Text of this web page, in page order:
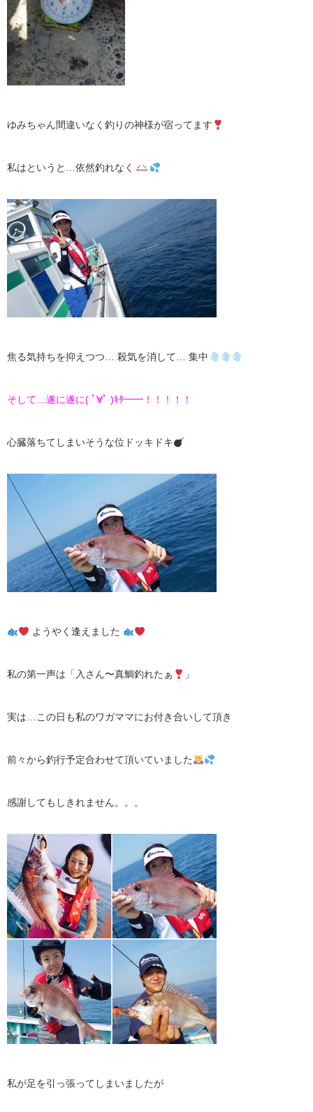
ゆみちゃん間違いなく釣りの神様が宿ってます
私はというと…依然釣れなく
焦る気持ちを抑えつつ… 殺気を消して… 集中
そして…遂に遂に( ﾟ∀ﾟ )ｷﾀ━━！！！！！
心臓落ちてしまいそうな位ドッキドキ
ようやく逢えました
私の第一声は「入さん〜真鯛釣れたぁ 」
実は…この日も私のワガママにお付き合いして頂き
前々から釣行予定合わせて頂いていました
感謝してもしきれません。。。
私が足を引っ張ってしまいましたが